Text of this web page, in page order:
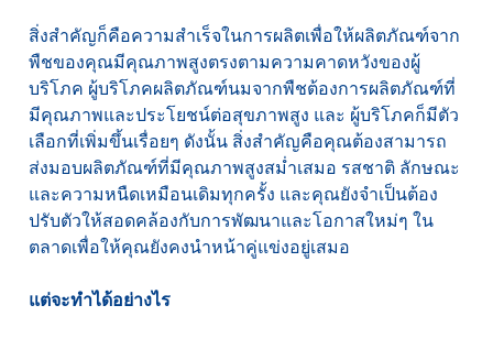
สิ่งสำคัญก็คือความสำเร็จในการผลิตเพื่อให้ผลิตภัณฑ์จาก
พืชของคุณมีคุณภาพสูงตรงตามความคาดหวังของผู้
บริโภค ผู้บริโภคผลิตภัณฑ์นมจากพืชต้องการผลิตภัณฑ์ที่
มีคุณภาพและประโยชน์ต่อสุขภาพสูง และ ผู้บริโภคก็มีตัว
เลือกที่เพิ่มขึ้นเรื่อยๆ ดังนั้น สิ่งสำคัญคือคุณต้องสามารถ
ส่งมอบผลิตภัณฑ์ที่มีคุณภาพสูงสม่ำเสมอ รสชาติ ลักษณะ
และความหนืดเหมือนเดิมทุกครั้ง และคุณยังจำเป็นต้อง
ปรับตัวให้สอดคล้องกับการพัฒนาและโอกาสใหม่ๆ ใน
ตลาดเพื่อให้คุณยังคงนำหน้าคู่แข่งอยู่เสมอ
แต่จะทำได้อย่างไร